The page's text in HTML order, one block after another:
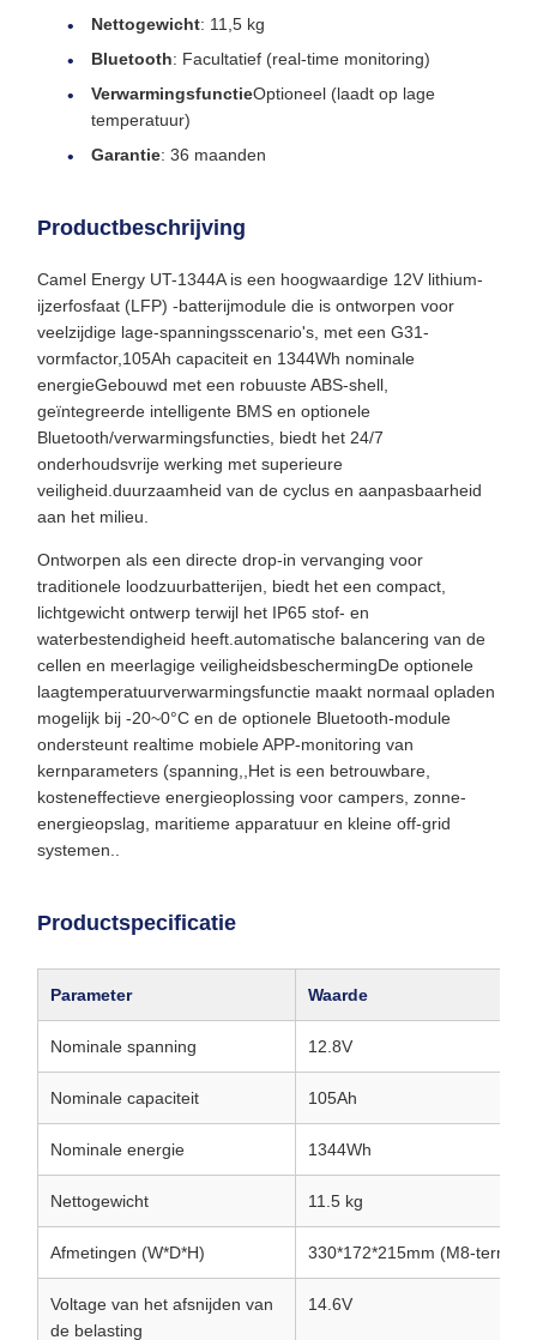
Nettogewicht: 11,5 kg
Bluetooth: Facultatief (real-time monitoring)
VerwarmingsfunctieOptioneel (laadt op lage
temperatuur)
Garantie: 36 maanden
Productbeschrijving
Camel Energy UT-1344A is een hoogwaardige 12V lithium-
ijzerfosfaat (LFP) -batterijmodule die is ontworpen voor
veelzijdige lage-spanningsscenario's, met een G31-
vormfactor,105Ah capaciteit en 1344Wh nominale
energieGebouwd met een robuuste ABS-shell,
geïntegreerde intelligente BMS en optionele
Bluetooth/verwarmingsfuncties, biedt het 24/7
onderhoudsvrije werking met superieure
veiligheid.duurzaamheid van de cyclus en aanpasbaarheid
aan het milieu.
Ontworpen als een directe drop-in vervanging voor
traditionele loodzuurbatterijen, biedt het een compact,
lichtgewicht ontwerp terwijl het IP65 stof- en
waterbestendigheid heeft.automatische balancering van de
cellen en meerlagige veiligheidsbeschermingDe optionele
laagtemperatuurverwarmingsfunctie maakt normaal opladen
mogelijk bij -20~0°C en de optionele Bluetooth-module
ondersteunt realtime mobiele APP-monitoring van
kernparameters (spanning,,Het is een betrouwbare,
kosteneffectieve energieoplossing voor campers, zonne-
energieopslag, maritieme apparatuur en kleine off-grid
systemen..
Productspecificatie
Parameter Waarde
Nominale spanning 12.8V
Nominale capaciteit 105Ah
Nominale energie 1344Wh
Nettogewicht 11.5 kg
Afmetingen (W*D*H) 330*172*215mm (M8-
Voltage van het afsnijden van
de belasting
14.6V